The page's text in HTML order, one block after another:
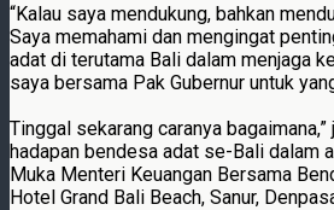
“Kalau saya mendukung, bahkan
Saya memahami dan mengingat
adat di terutama Bali dalam menjaga
saya bersama Pak Gubernur untuk
Tinggal sekarang caranya
hadapan bendesa adat se-Bali dalam
Muka Menteri Keuangan Bersama
Hotel Grand Bali Beach, Sanur,